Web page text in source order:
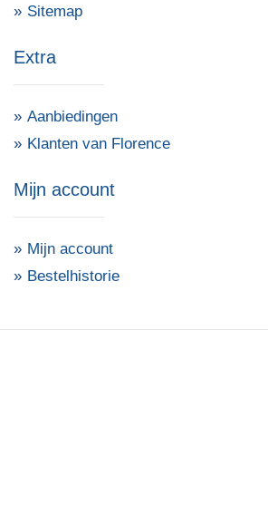
Sitemap
Extra
Aanbiedingen
Klanten van Florence
Mijn account
Mijn account
Bestelhistorie